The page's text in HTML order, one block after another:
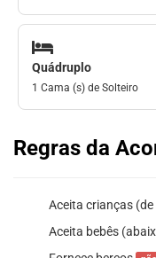
Quádruplo
1 Cama (s) de Solteiro
Regras da
Aceita crianças
Aceita bebês